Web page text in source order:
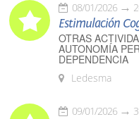
08/01/2026
Estimulación
OTRAS
AUTONOMÍA
DEPENDENCIA
Ledesma
09/01/2026